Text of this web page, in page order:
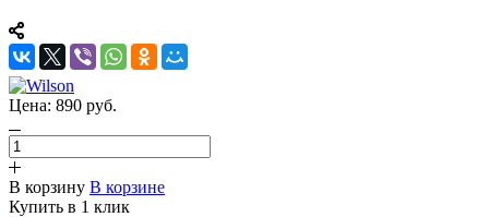
Цена: 890 руб.
В корзину В корзине
Купить в 1 клик